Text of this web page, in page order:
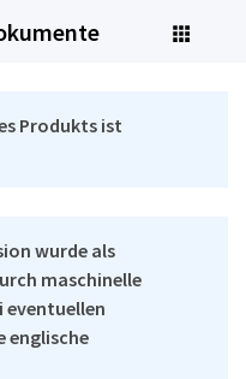
Produkts ist
wurde als
maschinelle
eventuellen
englische